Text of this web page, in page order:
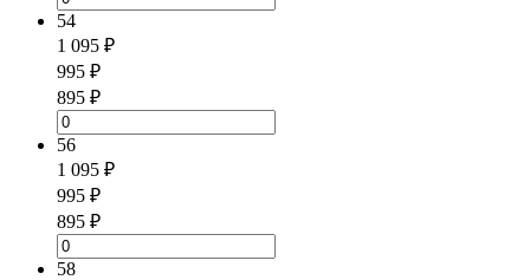
54
1 095 ₽
995 ₽
895 ₽
56
1 095 ₽
995 ₽
895 ₽
58